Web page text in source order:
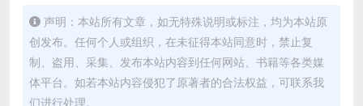
声明：本站所有文章，如无特殊说明或标注，均为本站原
创发布。任何个人或组织，在未征得本站同意时，禁止复
制、盗用、采集、发布本站内容到任何网站、书籍等各类媒
体平台。如若本站内容侵犯了原著者的合法权益，可联系我
们进行处理。